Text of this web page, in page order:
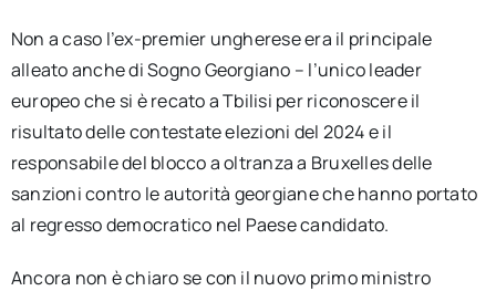
Non a caso l’ex-premier ungherese era il principale
alleato anche di Sogno Georgiano – l’unico leader
europeo che si è recato a Tbilisi per riconoscere il
risultato delle contestate elezioni del 2024 e il
responsabile del blocco a oltranza a Bruxelles delle
sanzioni contro le autorità georgiane che hanno portato
al regresso democratico nel Paese candidato.
Ancora non è chiaro se con il nuovo primo ministro